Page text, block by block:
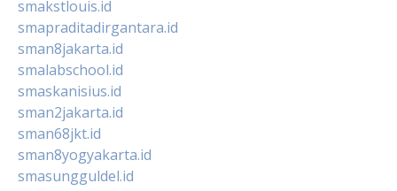
smakstlouis.id
smapraditadirgantara.id
sman8jakarta.id
smalabschool.id
smaskanisius.id
sman2jakarta.id
sman68jkt.id
sman8yogyakarta.id
smasungguldel.id